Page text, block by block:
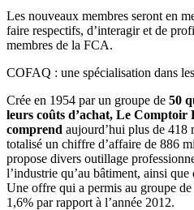
Les nouveaux membres seront en
faire respectifs, d’interagir et de
membres de la FCA.
COFAQ : une spécialisation dans
Crée en 1954 par un groupe de 50
leurs coûts d’achat, Le Comptoir
comprend aujourd’hui plus de 418
totalisé un chiffre d’affaire de 886
propose divers outillage
l’industrie qu’au bâtiment, ainsi
Une offre qui a permis au groupe
1,6% par rapport à l’année 2012.